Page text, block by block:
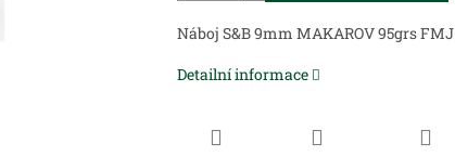
Náboj S&B 9mm MAKAROV 95grs FMJ
Detailní informace